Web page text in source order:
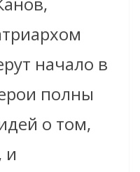
начало в
полны
о том,
и